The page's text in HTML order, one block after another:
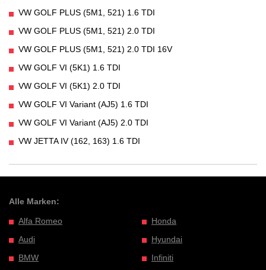
VW GOLF PLUS (5M1, 521) 1.6 TDI
VW GOLF PLUS (5M1, 521) 2.0 TDI
VW GOLF PLUS (5M1, 521) 2.0 TDI 16V
VW GOLF VI (5K1) 1.6 TDI
VW GOLF VI (5K1) 2.0 TDI
VW GOLF VI Variant (AJ5) 1.6 TDI
VW GOLF VI Variant (AJ5) 2.0 TDI
VW JETTA IV (162, 163) 1.6 TDI
Alle Marken:
Alfa Romeo
Audi
BMW
Honda
Hyundai
Infiniti